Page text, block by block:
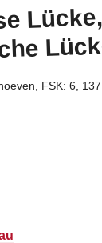
FSK: 6,